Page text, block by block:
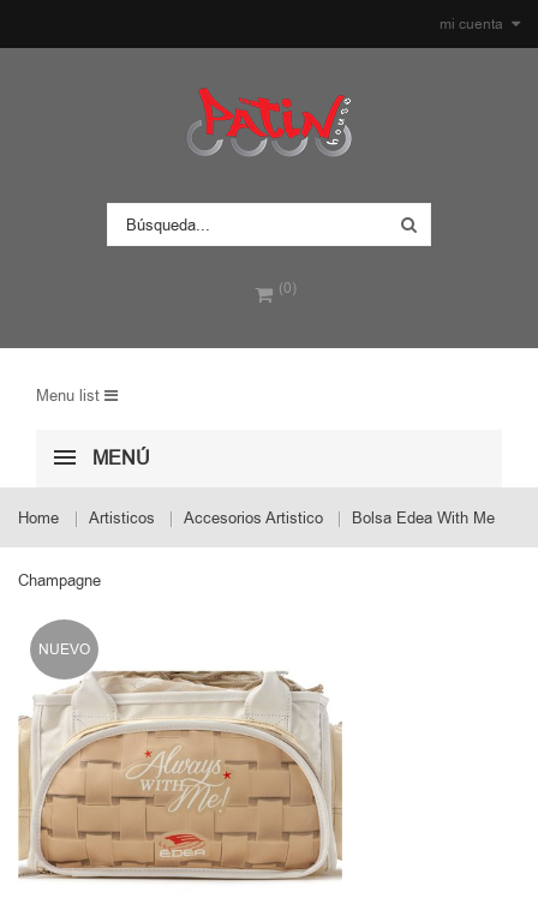
mi cuenta
(0)
Menu list
MENÚ
Home Artisticos Accesorios Artistico Bolsa Edea With Me
Champagne
NUEVO